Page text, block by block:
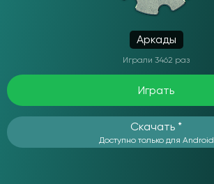
Аркады
Играли 3462 раз
Играть
Скачать *
Доступно только для Android